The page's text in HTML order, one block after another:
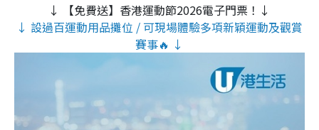
↓ 【免費送】香港運動節2026電子門票！↓
↓ 設過百運動用品攤位 / 可現場體驗多項新穎運動及觀賞
賽事🔥 ↓